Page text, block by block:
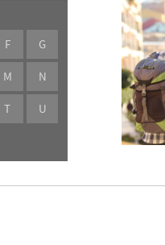
Schmerz- und
Frauenkrankheiten
F G
M N
T U